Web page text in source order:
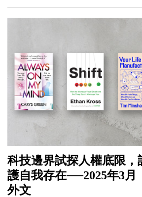
科技邊界試探人權底限，
護自我存在──2025年3月
外文